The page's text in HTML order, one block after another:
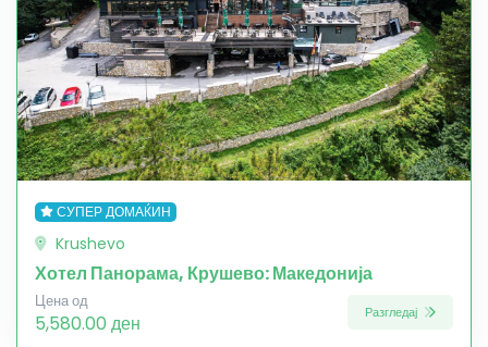
СУПЕР ДОМАЌИН
Krushevo
Хотел Панорама, Крушево: Македонија
Цена од
5,580.00 ден Разгледај